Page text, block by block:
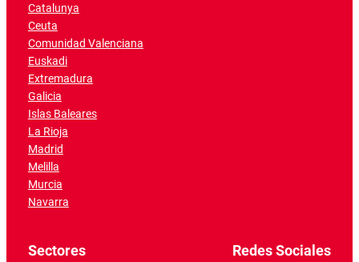
Catalunya
Ceuta
Comunidad Valenciana
Euskadi
Extremadura
Galicia
Islas Baleares
La Rioja
Madrid
Melilla
Murcia
Navarra
Sectores Redes Sociales